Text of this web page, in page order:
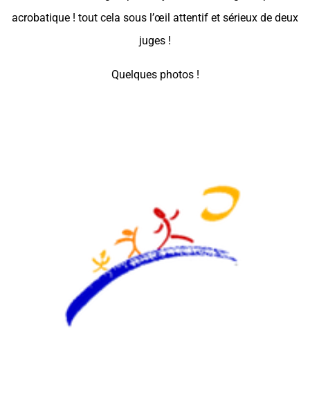
acrobatique ! tout cela sous l’œil attentif et sérieux de deux
juges !
Quelques photos !